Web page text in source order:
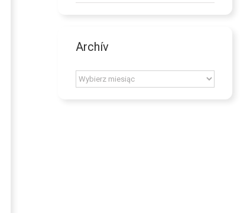
Archív
Archív